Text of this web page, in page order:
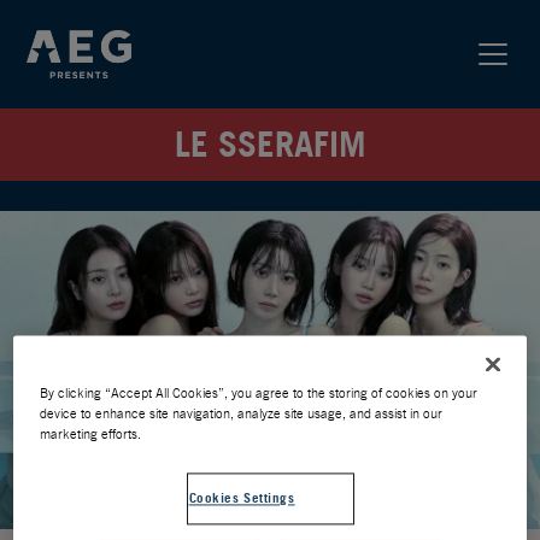
LE SSERAFIM
By clicking “Accept All Cookies”, you agree to the storing of cookies on your
device to enhance site navigation, analyze site usage, and assist in our
marketing efforts.
Cookies Settings